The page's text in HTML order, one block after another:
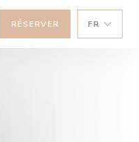
RÉSERVER FR